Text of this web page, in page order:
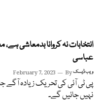
انتخابات نہ کروانا بدمعاشی
عباسی
February 7, 2023 Byویب ڈیسک
پی ٹی آئی کی تحریک زیادہ آگے
نہیں جائیں گے۔